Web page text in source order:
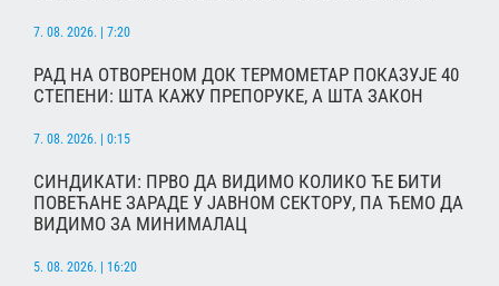
7. 08. 2026. | 7:20
РАД НА ОТВОРЕНОМ ДОК ТЕРМОМЕТАР ПОКАЗУЈЕ 40
СТЕПЕНИ: ШТА КАЖУ ПРЕПОРУКЕ, А ШТА ЗАКОН
7. 08. 2026. | 0:15
СИНДИКАТИ: ПРВО ДА ВИДИМО КОЛИКО ЋЕ БИТИ
ПОВЕЋАНЕ ЗАРАДЕ У ЈАВНОМ СЕКТОРУ, ПА ЋЕМО ДА
ВИДИМО ЗА МИНИМАЛАЦ
5. 08. 2026. | 16:20